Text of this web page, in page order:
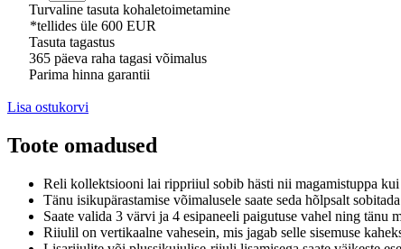
Turvaline tasuta kohaletoimetamine
*tellides üle 600 EUR
Tasuta tagastus
365 päeva raha tagasi võimalus
Parima hinna garantii
Lisa ostukorvi
Toote omadused
Reli kollektsiooni lai rippriiul sobib hästi nii magamistuppa
Tänu isikupärastamise võimalusele saate seda hõlpsalt
Saate valida 3 värvi ja 4 esipaneeli paigutuse vahel ning tänu
Riiulil on vertikaalne vahesein, mis jagab selle sisemuse